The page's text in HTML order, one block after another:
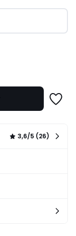
liste
3,6/5 (26)